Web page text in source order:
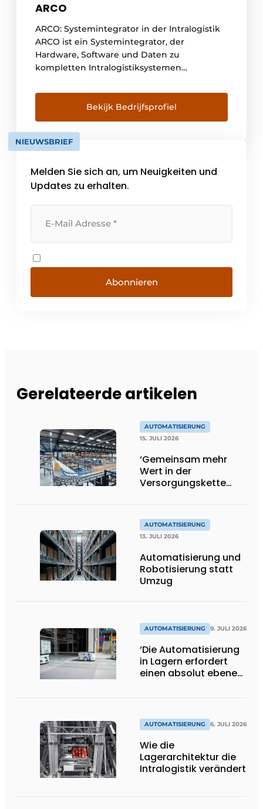
ARCO
ARCO: Systemintegrator in der Intralogistik
ARCO ist ein Systemintegrator, der
Hardware, Software und Daten zu
kompletten Intralogistiksystemen
Kunden aus Branchen wie E-Commerce,
Einzelhandel, Großhandel, 3PL und
Produktion, höhere Volumina zu bewältigen,
Fehlermargen zu reduzieren und Prozesse
skalierbar zu machen. Mit Projekten in ganz
Bekijk Bedrijfsprofiel
NIEUWSBRIEF
Melden Sie sich an, um Neuigkeiten und
Updates zu erhalten.
Abonnieren
Gerelateerde artikelen
AUTOMATISIERUNG
15. JULI 2026
‘Gemeinsam mehr
Wert in der
Versorgungskette
AUTOMATISIERUNG
13. JULI 2026
Automatisierung und
Robotisierung statt
Umzug
AUTOMATISIERUNG 9. JULI 2026
‘Die Automatisierung
in Lagern erfordert
einen absolut ebenen
AUTOMATISIERUNG 6. JULI 2026
Wie die
Lagerarchitektur die
Intralogistik verändert